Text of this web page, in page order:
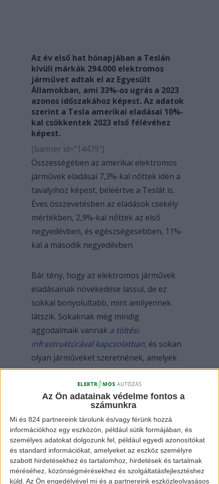
Az Ön adatainak védelme fontos a
számunkra
Mi és 824 partnereink tárolunk és/vagy férünk hozzá
információkhoz egy eszközön, például sütik formájában, és
személyes adatokat dolgozunk fel, például egyedi azonosítókat
és standard információkat, amelyeket az eszköz személyre
szabott hirdetésekhez és tartalomhoz, hirdetések és tartalmak
méréséhez, közönségmérésekhez és szolgáltatásfejlesztéshez
küld. Az Ön engedélyével mi és a partnereink eszközleolvasásos
Az év első hat hónapjában a Teslán
kívüli márkák 294.000 elektromos
járművet adtak el az Egyesült
Államokban, ami 33%-os ugrás a 2023
azonos időszakához képest. Az adatok
szerint a Tesla amerikai eladásai 10%-
kal csökkentek 2023 első félévéhez
képest.
[banner id=”14479″]
Összességében az amerikai elektromos
járművek eladásai 7,3%-kal nőttek idén a
tavalyihoz képest, beleértve a Teslát is.
Éves összevetésben az eladások csekély
mértékben, 2,9%-kal nőttek az első
negyedévben, és egészségesebben, 11%-
kal a második negyedévben.
Bár tény, hogy az elektromos járművek
eladásainak növekedése lassul, de ez
sokkal bonyolultabb, mint amilyennek
látszik. Sokaknak még mindig
aggodalmaik vannak a töltési
infrastruktúrával kapcsolatban, és sokan
olyan járműveket szeretnének, amelyek
még nem igazán számítanak elektromos
járműveknek, például hibrideket.
Továbbá a Tesla számára nem előnyös az
elöregedő járműkínálat, a 35.000 dollár
alatti ajánlat hiánya és a vezérigazgató
megosztó megjegyzései Twitteren.